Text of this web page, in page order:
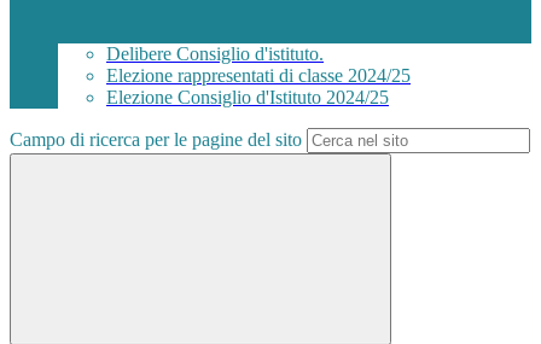
Delibere Consiglio d'istituto.
Elezione rappresentati di classe 2024/25
Elezione Consiglio d'Istituto 2024/25
Campo di ricerca per le pagine del sito